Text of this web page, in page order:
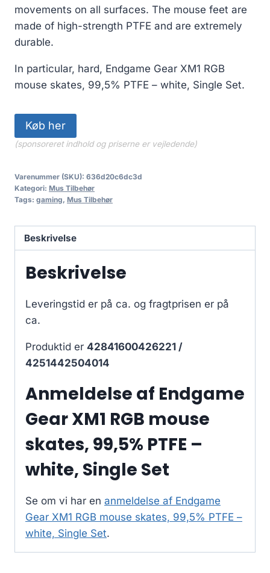
movements on all surfaces. The mouse feet are
made of high-strength PTFE and are extremely
durable.
In particular, hard, Endgame Gear XM1 RGB
mouse skates, 99,5% PTFE – white, Single Set.
Køb her
(sponsoreret indhold og priserne er vejledende)
Varenummer (SKU): 636d20c6dc3d
Kategori: Mus Tilbehør
Tags: gaming, Mus Tilbehør
Beskrivelse
Beskrivelse
Leveringstid er på ca. og fragtprisen er på
ca.
Produktid er 42841600426221 /
4251442504014
Anmeldelse af Endgame
Gear XM1 RGB mouse
skates, 99,5% PTFE –
white, Single Set
Se om vi har en anmeldelse af Endgame
Gear XM1 RGB mouse skates, 99,5% PTFE –
white, Single Set.